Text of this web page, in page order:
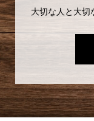
大切な人と大切